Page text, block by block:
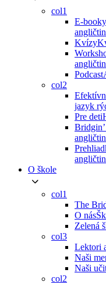
col1
E-booky
Kvízy
Podcast
col2
jazyk
Pre deti
O škole
col1
The
O nás
Zelená
col3
Lektori
Naši
Naši
col2